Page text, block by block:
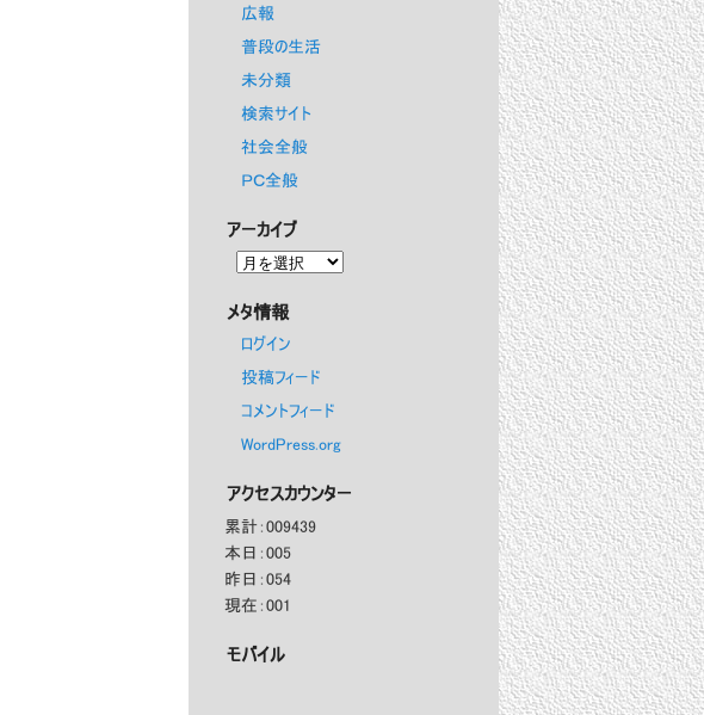
広報
普段の生活
未分類
検索サイト
社会全般
ＰＣ全般
アーカイブ
メタ情報
ログイン
投稿フィード
コメントフィード
WordPress.org
アクセスカウンター
累計： 009439
本日： 005
昨日： 054
現在： 001
モバイル